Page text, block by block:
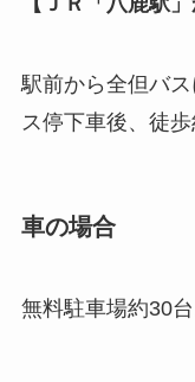
駅前から全但バ
ス停下車後、徒歩
車の場合
無料駐車場約30台